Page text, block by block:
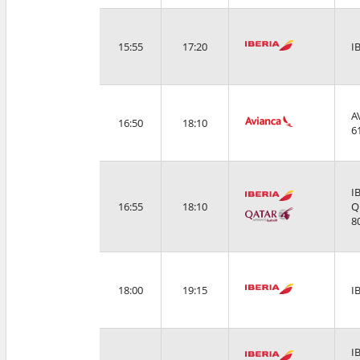
15:55 17:20
16:50 18:10
16:55 18:10
18:00 19:15